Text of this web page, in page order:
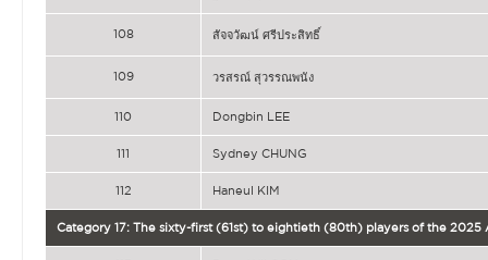
108 สัจจวัฒน์ ศรีประสิทธิ์
109 วรสรณ์ สุวรรณพนัง
110 Dongbin LEE
111 Sydney CHUNG
112 Haneul KIM
Category 17: The sixty-first (61st) to eightieth (80th) players of the 2025